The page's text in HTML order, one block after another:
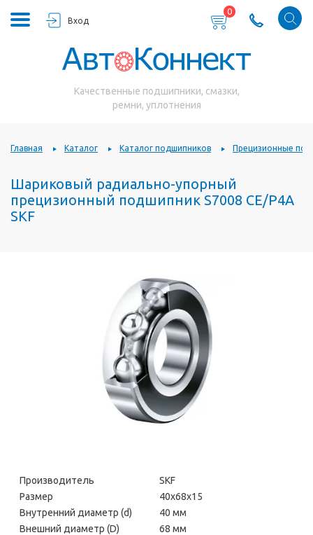
Вход
0
Качественные подшипники, смазки,
ремни, уплотнения
Главная Каталог Каталог подшипников Прецизионные
Шариковый радиально-упорный
прецизионный подшипник S7008 CE/P4A
SKF
Производитель
SKF
Размер
40х68х15
Внутренний диаметр (d)
40 мм
Внешний диаметр (D)
68 мм